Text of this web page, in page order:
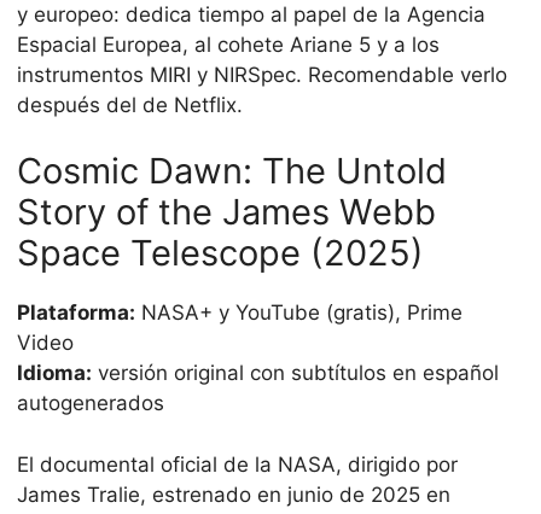
y europeo: dedica tiempo al papel de la Agencia
Espacial Europea, al cohete Ariane 5 y a los
instrumentos MIRI y NIRSpec. Recomendable verlo
después del de Netflix.
Cosmic Dawn: The Untold
Story of the James Webb
Space Telescope (2025)
Plataforma: NASA+ y YouTube (gratis), Prime
Video
Idioma: versión original con subtítulos en español
autogenerados
El documental oficial de la NASA, dirigido por
James Tralie, estrenado en junio de 2025 en